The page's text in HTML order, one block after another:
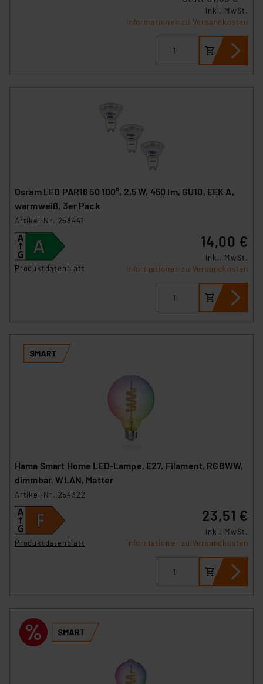
inkl. MwSt.
Informationen zu Versandkosten
Osram LED PAR16 50 100°, 2,5 W, 450 lm, GU10, EEK A,
warmweiß, 3er Pack
Artikel-Nr. 258441
Produktdatenblatt
14,00 €
inkl. MwSt.
Informationen zu Versandkosten
Hama Smart Home LED-Lampe, E27, Filament, RGBWW,
dimmbar, WLAN, Matter
Artikel-Nr. 254322
Produktdatenblatt
23,51 €
inkl. MwSt.
Informationen zu Versandkosten